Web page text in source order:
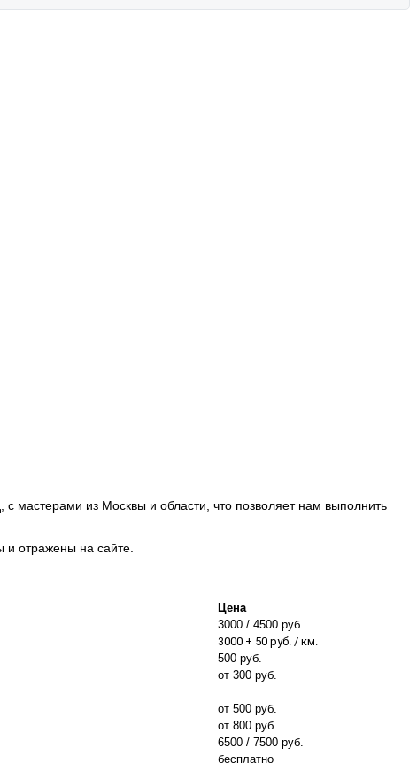
мастерами из Москвы и области, что позволяет нам выполнить
отражены на сайте.
Цена
3000 / 4500 руб.
3000 + 50 руб. / км.
500 руб.
от 300 руб.
от 500 руб.
от 800 руб.
6500 / 7500 руб.
бесплатно